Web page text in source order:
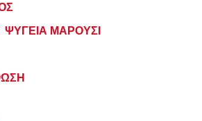
ΨΥΓΕΙΑ ΜΑΡΟΥΣΙ